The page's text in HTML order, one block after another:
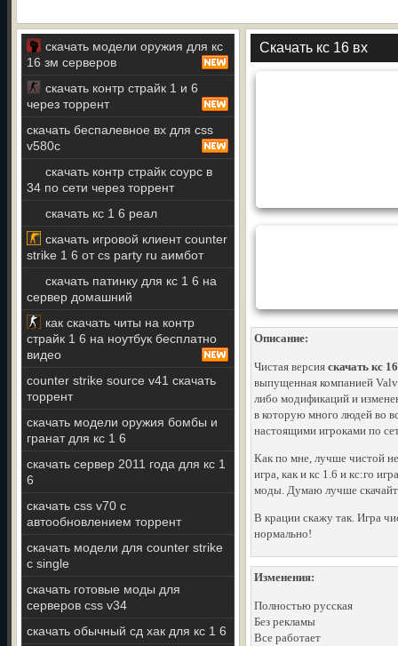
скачать модели оружия для кс
16 зм серверов
скачать контр страйк 1 и 6
через торрент
скачать беспалевное вх для css
v580c
скачать контр страйк соурс в
34 по сети через торрент
скачать кс 1 6 реал
скачать игровой клиент counter
strike 1 6 от cs party ru аимбот
скачать патинку для кс 1 6 на
сервер домашний
как скачать читы на контр
страйк 1 6 на ноутбук бесплатно
видео
counter strike source v41 скачать
торрент
скачать модели оружия бомбы и
гранат для кс 1 6
скачать сервер 2011 года для кс 1
6
скачать css v70 c
автообновлением торрент
скачать модели для counter strike
с single
скачать готовые моды для
серверов css v34
скачать обычный сд хак для кс 1 6
Скачать кс 16 вх
Описание:
Чистая версия скачать кс
выпущенная компанией
либо модификаций и
в которую много людей во
настоящими игроками по
Как по мне, лучше чистой
игра, как и кс 1.6 и кс:го
моды. Думаю лучше
В крации скажу так. Игра
нормально!
Изменения:
Полностью русская
Без рекламы
Все работает